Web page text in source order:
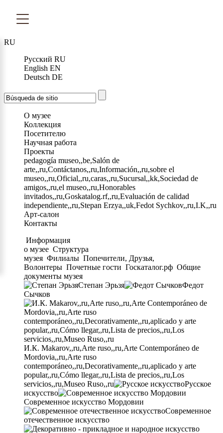
RU
Русский RU
English EN
Deutsch DE
О музее
Коллекция
Посетителю
Научная работа
Проекты
pedagogía museo,,be,Salón de
arte,,ru,Contáctanos,,ru,Información,,ru,sobre el
museo,,ru,Oficial,,ru,caras,,ru,Sucursal,,kk,Sociedad de
amigos,,ru,el museo,,ru,Honorables
invitados,,ru,Goskatalog.rf,,ru,Evaluación de calidad
independiente,,ru,Stepan Erzya,,uk,Fedot Sychkov,,ru,I.K,,ru
Арт-салон
Контакты
Информация
о музее Структура
музея Филиалы Попечители, Друзья,
Волонтеры Почетные гости Госкаталог.рф Общие
документы музея
Степан Эрьзя
Федот
Сычков
И.К. Makarov,,ru,Arte ruso,,ru,Arte Contemporáneo de
Mordovia,,ru,Arte ruso
contemporáneo,,ru,Decorativamente,,ru,aplicado y arte
popular,,ru,Cómo llegar,,ru,Lista de precios,,ru,Los
servicios,,ru,Museo Ruso,,ru
Русское
искусство
Современное искусство Мордовии
Современное
отечественное искусство